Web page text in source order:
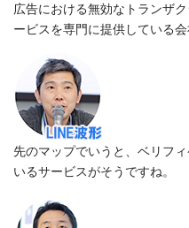
広告における無効なトランザ
ービスを専門に提供している会
先のマップでいうと、ベリフ
いるサービスがそうですね。